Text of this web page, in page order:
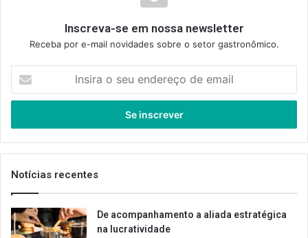
Inscreva-se em nossa newsletter
Receba por e-mail novidades sobre o setor gastronômico.
seu
de
email
Notícias recentes
De acompanhamento a aliada estratégica
na lucratividade